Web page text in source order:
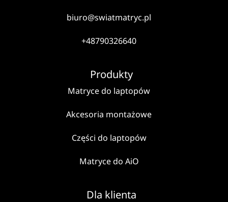
biuro@swiatmatryc.pl
+48790326640
Produkty
Matryce do laptopów
Akcesoria montażowe
Części do laptopów
Matryce do AiO
Dla klienta